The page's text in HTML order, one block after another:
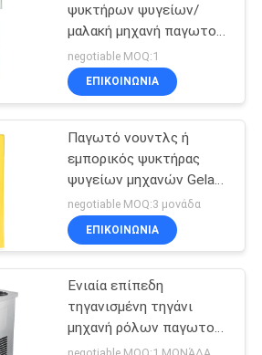
ψυγείο
ψυκτήρων ψυγείων/
μαλακή μηχανή παγωτού
επιτραπέζιων κορυφών
με τρεις γεύσεις
negotiable MOQ:1
ΕΠΙΚΟΙΝΩΝΊΑ
Παγωτό νουντλς ή
εμπορικός ψυκτήρας
ψυγείων μηχανών Gelato
μακαρονιών
negotiable MOQ:3 μονάδα
ΕΠΙΚΟΙΝΩΝΊΑ
Ενιαία επίπεδη
τηγανισμένη τηγάνι
μηχανή ρόλων παγωτού
με το προαιρετικό